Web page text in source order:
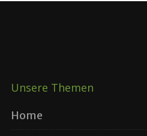
Unsere Themen
Home